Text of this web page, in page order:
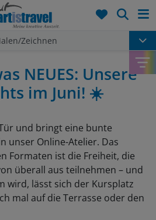
Zeichnen
NEUES: Unsere
im Juni! ☀️
und bringt eine bunte
unser Online-Atelier. Das
Formaten ist die Freiheit, die
überall aus teilnehmen – und
wird, lässt sich der Kursplatz
mal auf die Terrasse oder den